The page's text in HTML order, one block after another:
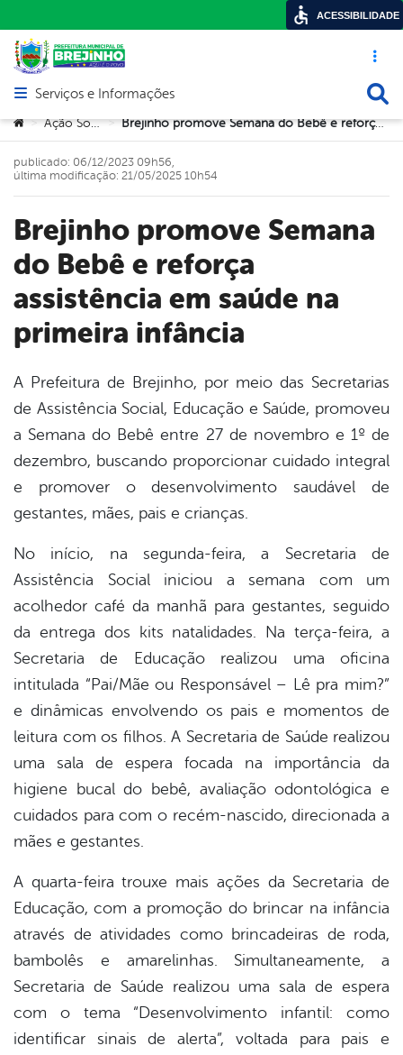
Acesso
Abrir menu principal de navegação
Serviços e Informações
Você está aqui:
> Ação Social > Brejinho promove Semana do Bebê e reforça assistência em saúde na primeira infância
Brejinho promove Semana
do Bebê e reforça
assistência em saúde na
primeira infância
publicado: 06/12/2023 09h56,
última modificação: 21/05/2025 10h54
A Prefeitura de Brejinho, por meio das Secretarias
de Assistência Social, Educação e Saúde, promoveu
a Semana do Bebê entre 27 de novembro e 1º de
dezembro, buscando proporcionar cuidado integral
e promover o desenvolvimento saudável de
gestantes, mães, pais e crianças.
No início, na segunda-feira, a Secretaria de
Assistência Social iniciou a semana com um
acolhedor café da manhã para gestantes, seguido
da entrega dos kits natalidades. Na terça-feira, a
Secretaria de Educação realizou uma oficina
intitulada “Pai/Mãe ou Responsável – Lê pra mim?”
e dinâmicas envolvendo os pais e momentos de
leitura com os filhos. A Secretaria de Saúde realizou
uma sala de espera focada na importância da
higiene bucal do bebê, avaliação odontológica e
cuidados para com o recém-nascido, direcionada a
mães e gestantes.
A quarta-feira trouxe mais ações da Secretaria de
Educação, com a promoção do brincar na infância
através de atividades como brincadeiras de roda,
bambolês e amarelinhas. Simultaneamente, a
Secretaria de Saúde realizou uma sala de espera
com o tema “Desenvolvimento infantil: como
identificar sinais de alerta”, voltada para pais e
ACESSIBILIDADE